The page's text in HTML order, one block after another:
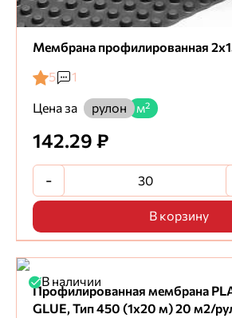
Мембрана профилированная
5
1
Цена за
рулон м²
142.29 ₽
-
В корзину
В наличии
Профилированная мембрана
GLUE, Тип 450 (1х20 м) 20 м2/